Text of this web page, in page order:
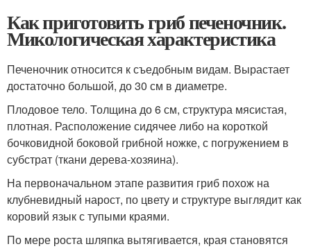
Как приготовить гриб печеночник.
Микологическая характеристика
Печеночник относится к съедобным видам. Вырастает
достаточно большой, до 30 см в диаметре.
Плодовое тело. Толщина до 6 см, структура мясистая,
плотная. Расположение сидячее либо на короткой
бочковидной боковой грибной ножке, с погружением в
субстрат (ткани дерева-хозяина).
На первоначальном этапе развития гриб похож на
клубневидный нарост, по цвету и структуре выглядит как
коровий язык с тупыми краями.
По мере роста шляпка вытягивается, края становятся